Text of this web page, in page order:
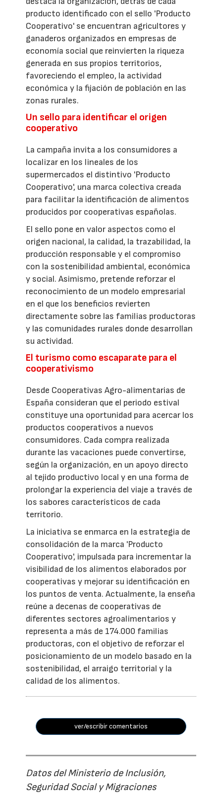
producto identificado con el sello 'Producto
Cooperativo' se encuentran agricultores y
ganaderos organizados en empresas de
economía social que reinvierten la riqueza
generada en sus propios territorios,
favoreciendo el empleo, la actividad
económica y la fijación de población en las
zonas rurales.
Un sello para identificar el origen
cooperativo
La campaña invita a los consumidores a
localizar en los lineales de los
supermercados el distintivo 'Producto
Cooperativo', una marca colectiva creada
para facilitar la identificación de alimentos
producidos por cooperativas españolas.
El sello pone en valor aspectos como el
origen nacional, la calidad, la trazabilidad, la
producción responsable y el compromiso
con la sostenibilidad ambiental, económica
y social. Asimismo, pretende reforzar el
reconocimiento de un modelo empresarial
en el que los beneficios revierten
directamente sobre las familias productoras
y las comunidades rurales donde desarrollan
su actividad.
El turismo como escaparate para el
cooperativismo
Desde Cooperativas Agro-alimentarias de
España consideran que el periodo estival
constituye una oportunidad para acercar los
productos cooperativos a nuevos
consumidores. Cada compra realizada
durante las vacaciones puede convertirse,
según la organización, en un apoyo directo
al tejido productivo local y en una forma de
prolongar la experiencia del viaje a través de
los sabores característicos de cada
territorio.
La iniciativa se enmarca en la estrategia de
consolidación de la marca 'Producto
Cooperativo', impulsada para incrementar la
visibilidad de los alimentos elaborados por
cooperativas y mejorar su identificación en
los puntos de venta. Actualmente, la enseña
reúne a decenas de cooperativas de
diferentes sectores agroalimentarios y
representa a más de 174.000 familias
productoras, con el objetivo de reforzar el
posicionamiento de un modelo basado en la
sostenibilidad, el arraigo territorial y la
calidad de los alimentos.
ver/escribir comentarios
Datos del Ministerio de Inclusión,
Seguridad Social y Migraciones